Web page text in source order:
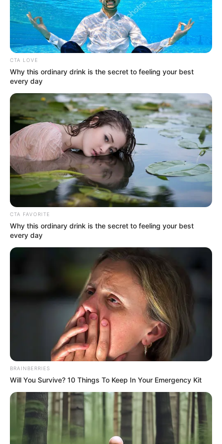
INSPIRASI
10 Orang dengan Tubuh Penuh
CTA LOVE
Why this ordinary drink is the secret to feeling your best
every day
CTA FAVORITE
Why this ordinary drink is the secret to feeling your best
every day
BRAINBERRIES
Will You Survive? 10 Things To Keep In Your Emergency Kit